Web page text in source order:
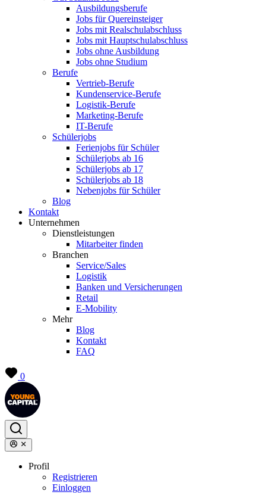
Ausbildungsberufe
Jobs für Quereinsteiger
Jobs mit Realschulabschluss
Jobs mit Hauptschulabschluss
Jobs ohne Ausbildung
Jobs ohne Studium
Berufe
Vertrieb-Berufe
Kundenservice-Berufe
Logistik-Berufe
Marketing-Berufe
IT-Berufe
Schülerjobs
Ferienjobs für Schüler
Schülerjobs ab 16
Schülerjobs ab 17
Schülerjobs ab 18
Nebenjobs für Schüler
Blog
Kontakt
Unternehmen
Dienstleistungen
Mitarbeiter finden
Branchen
Service/Sales
Logistik
Banken und Versicherungen
Retail
E-Mobility
Mehr
Blog
Kontakt
FAQ
0
Profil
Registrieren
Einloggen